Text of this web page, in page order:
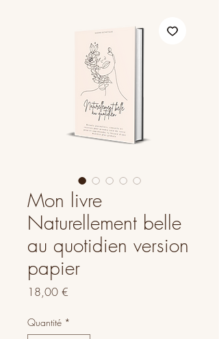
Mon livre
Naturellement belle
au quotidien version
papier
18,00 €
Quantité *